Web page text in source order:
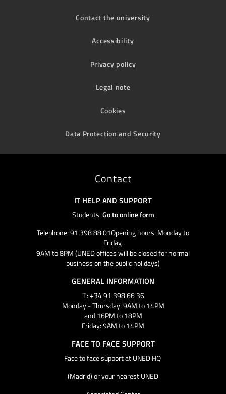
Contact the university
Accessibility
Privacy policy
Legal note
Cookies
Data Protection and Security
Contact
IT HELP AND SUPPORT
Students:Go to online form
Telephone: 91 398 88 01Opening hours: Monday to
Friday,
9AM to 8PM (UNED offices will be closed for normal
business on the public holidays)
GENERAL INFORMATION
T.: +34 91 398 66 36
Monday - Thursday: 9AM to 14PM
and 16PM to 18PM
Friday: 9AM to 14PM
FACE TO FACE SUPPORT
Face to face support at UNED HQ
(Madrid) or your nearest UNED